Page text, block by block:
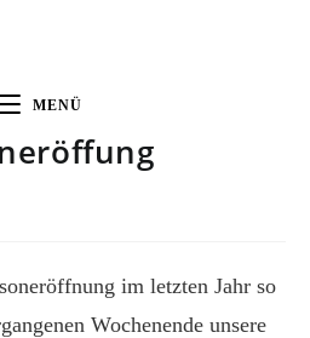
MENÜ
im letzten Jahr so
Wochenende unsere